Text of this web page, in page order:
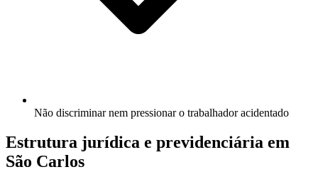
Não discriminar nem pressionar o trabalhador acidentado
Estrutura jurídica e previdenciária em
São Carlos